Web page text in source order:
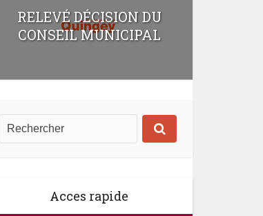
RELEVÉ DÉCISION DU
CONSEIL MUNICIPAL
Acces rapide